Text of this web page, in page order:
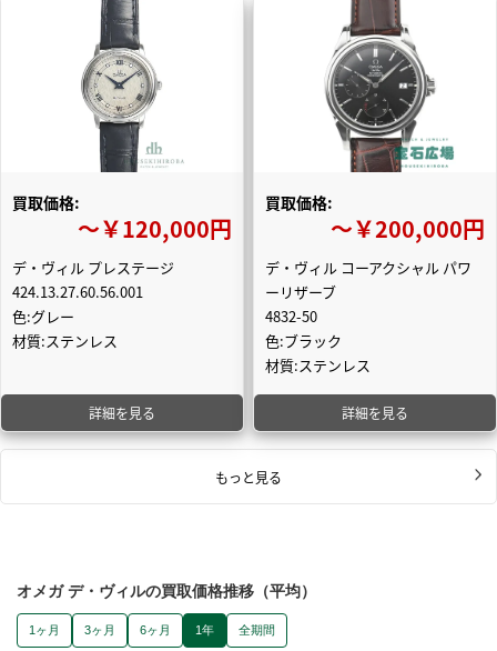
買取価格:
〜￥120,000円
デ・ヴィル プレステージ
424.13.27.60.56.001
色:グレー
材質:ステンレス
詳細を見る
買取価格:
〜￥200,000円
デ・ヴィル コーアクシャル パワ
ーリザーブ
4832-50
色:ブラック
材質:ステンレス
詳細を見る
もっと見る
オメガ デ・ヴィルの買取価格推移（平均）
1ヶ月 3ヶ月 6ヶ月 1年 全期間